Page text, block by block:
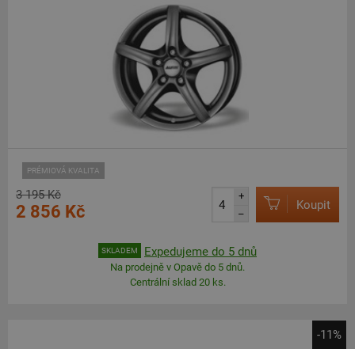
PRÉMIOVÁ KVALITA
3 195 Kč
2 856 Kč
+
–
Koupit
SKLADEM Expedujeme do 5 dnů
Na prodejně v Opavě do 5 dnů.
Centrální sklad 20 ks.
-11%